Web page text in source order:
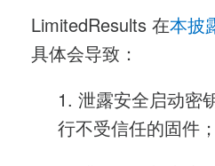
LimitedResults 在本披
具体会导致：
1. 泄露安全启动密
行不受信任的固件；